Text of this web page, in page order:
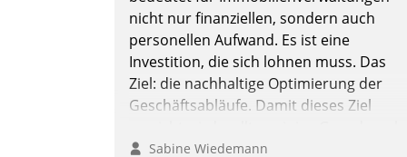
Andreas Lerchner
nicht nur finanziellen, sondern auch
personellen Aufwand. Es ist eine
Investition, die sich lohnen muss. Das
Ziel: die nachhaltige Optimierung der
Geschäftsabläufe. Damit dieses Ziel
befolgt werden.
Sabine Wiedemann